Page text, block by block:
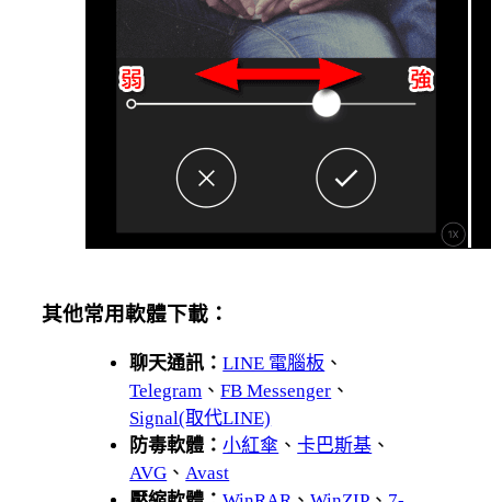
其他常用軟體下載：
聊天通訊：LINE 電腦板 、
Telegram 、FB Messenger 、
Signal(取代LINE)
防毒軟體：小紅傘 、卡巴斯基 、
AVG 、 Avast